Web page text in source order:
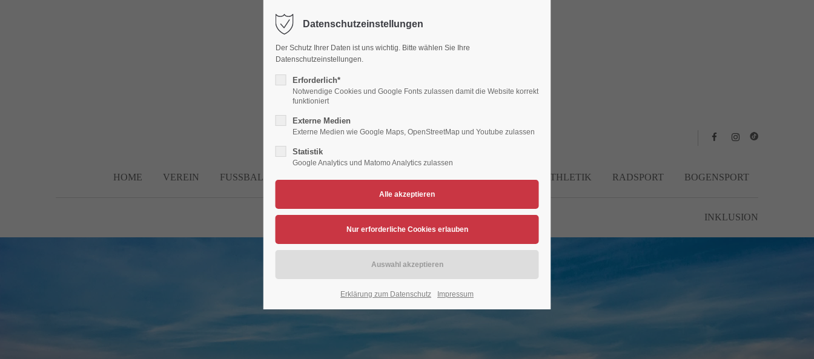
Support
Lorem ipsum dolor sit amet:
24h / 365days
We offer support for our customers
(GMT +1)
San Francisco, CA 94102
Drop us a line
info@yourdomain.com
ridiculus mus. Donec quam felis, ultricies
HOME VEREIN FUSSBALL LEICHTATHLETIK RADSPORT BOGENSPORT
INKLUSION
Datenschutzeinstellungen
Der Schutz Ihrer Daten ist uns wichtig. Bitte wählen Sie Ihre
Datenschutzeinstellungen.
Erforderlich*
Notwendige Cookies und Google Fonts zulassen damit die Website korrekt
funktioniert
Externe Medien
Externe Medien wie Google Maps, OpenStreetMap und Youtube zulassen
Statistik
Google Analytics und Matomo Analytics zulassen
Erklärung zum Datenschutz Impressum